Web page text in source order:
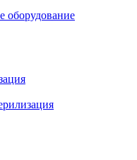
оборудование